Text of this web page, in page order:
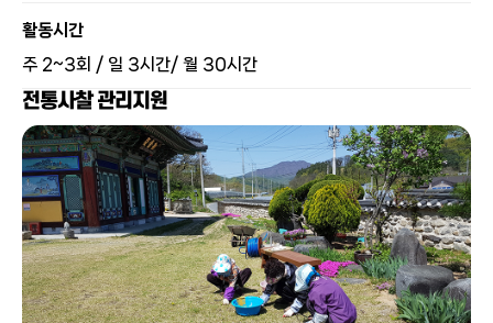
활동시간
주 2~3회 / 일 3시간/ 월 30시간
전통사찰 관리지원